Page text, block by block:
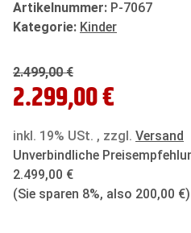
Artikelnummer: P-7067
Kategorie: Kinder
2.499,00 €
2.299,00 €
inkl. 19% USt. , zzgl. Versand
Unverbindliche
2.499,00 €
(Sie sparen 8%, also 200,00 €)